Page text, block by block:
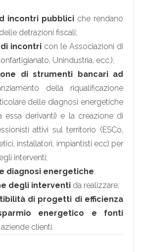
incontri pubblici che rendano
detrazioni fiscali;
incontri con le Associazioni di
Unindustria, ecc.);
di strumenti bancari ad
della riqualificazione
delle diagnosi energetiche
essa derivanti) e la creazione di
attivi sul territorio (ESCo,
installatori, impiantisti ecc) per
interventi;
diagnosi energetiche;
degli interventi da realizzare;
di progetti di efficienza
energetico e fonti
clienti.